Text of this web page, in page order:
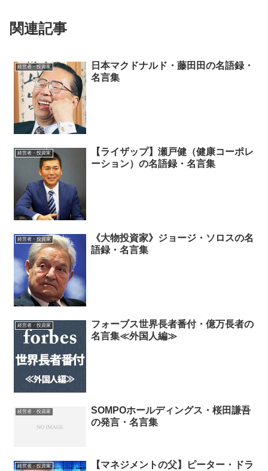
関連記事
経営者・投資家
日本マクドナルド・藤田田の名語録・
名言集
経営者・投資家
【ライザップ】瀬戸健（健康コーポレ
ーション）の名語録・名言集
経営者・投資家
《大物投資家》ジョージ・ソロスの名
語録・名言集
経営者・投資家
フォーブス世界長者番付・億万長者の
名言集≪外国人編≫
経営者・投資家
SOMPOホールディングス・桜田謙吾
の発言・名言集
経営者・投資家
【マネジメントの父】ピーター・ドラ